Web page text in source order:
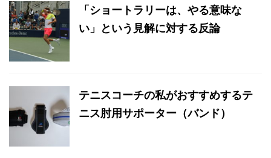
「ショートラリーは、やる意味な
い」という見解に対する反論
テニスコーチの私がおすすめするテ
ニス肘用サポーター（バンド）